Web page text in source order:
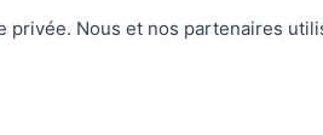
privée. Nous et nos partenaires